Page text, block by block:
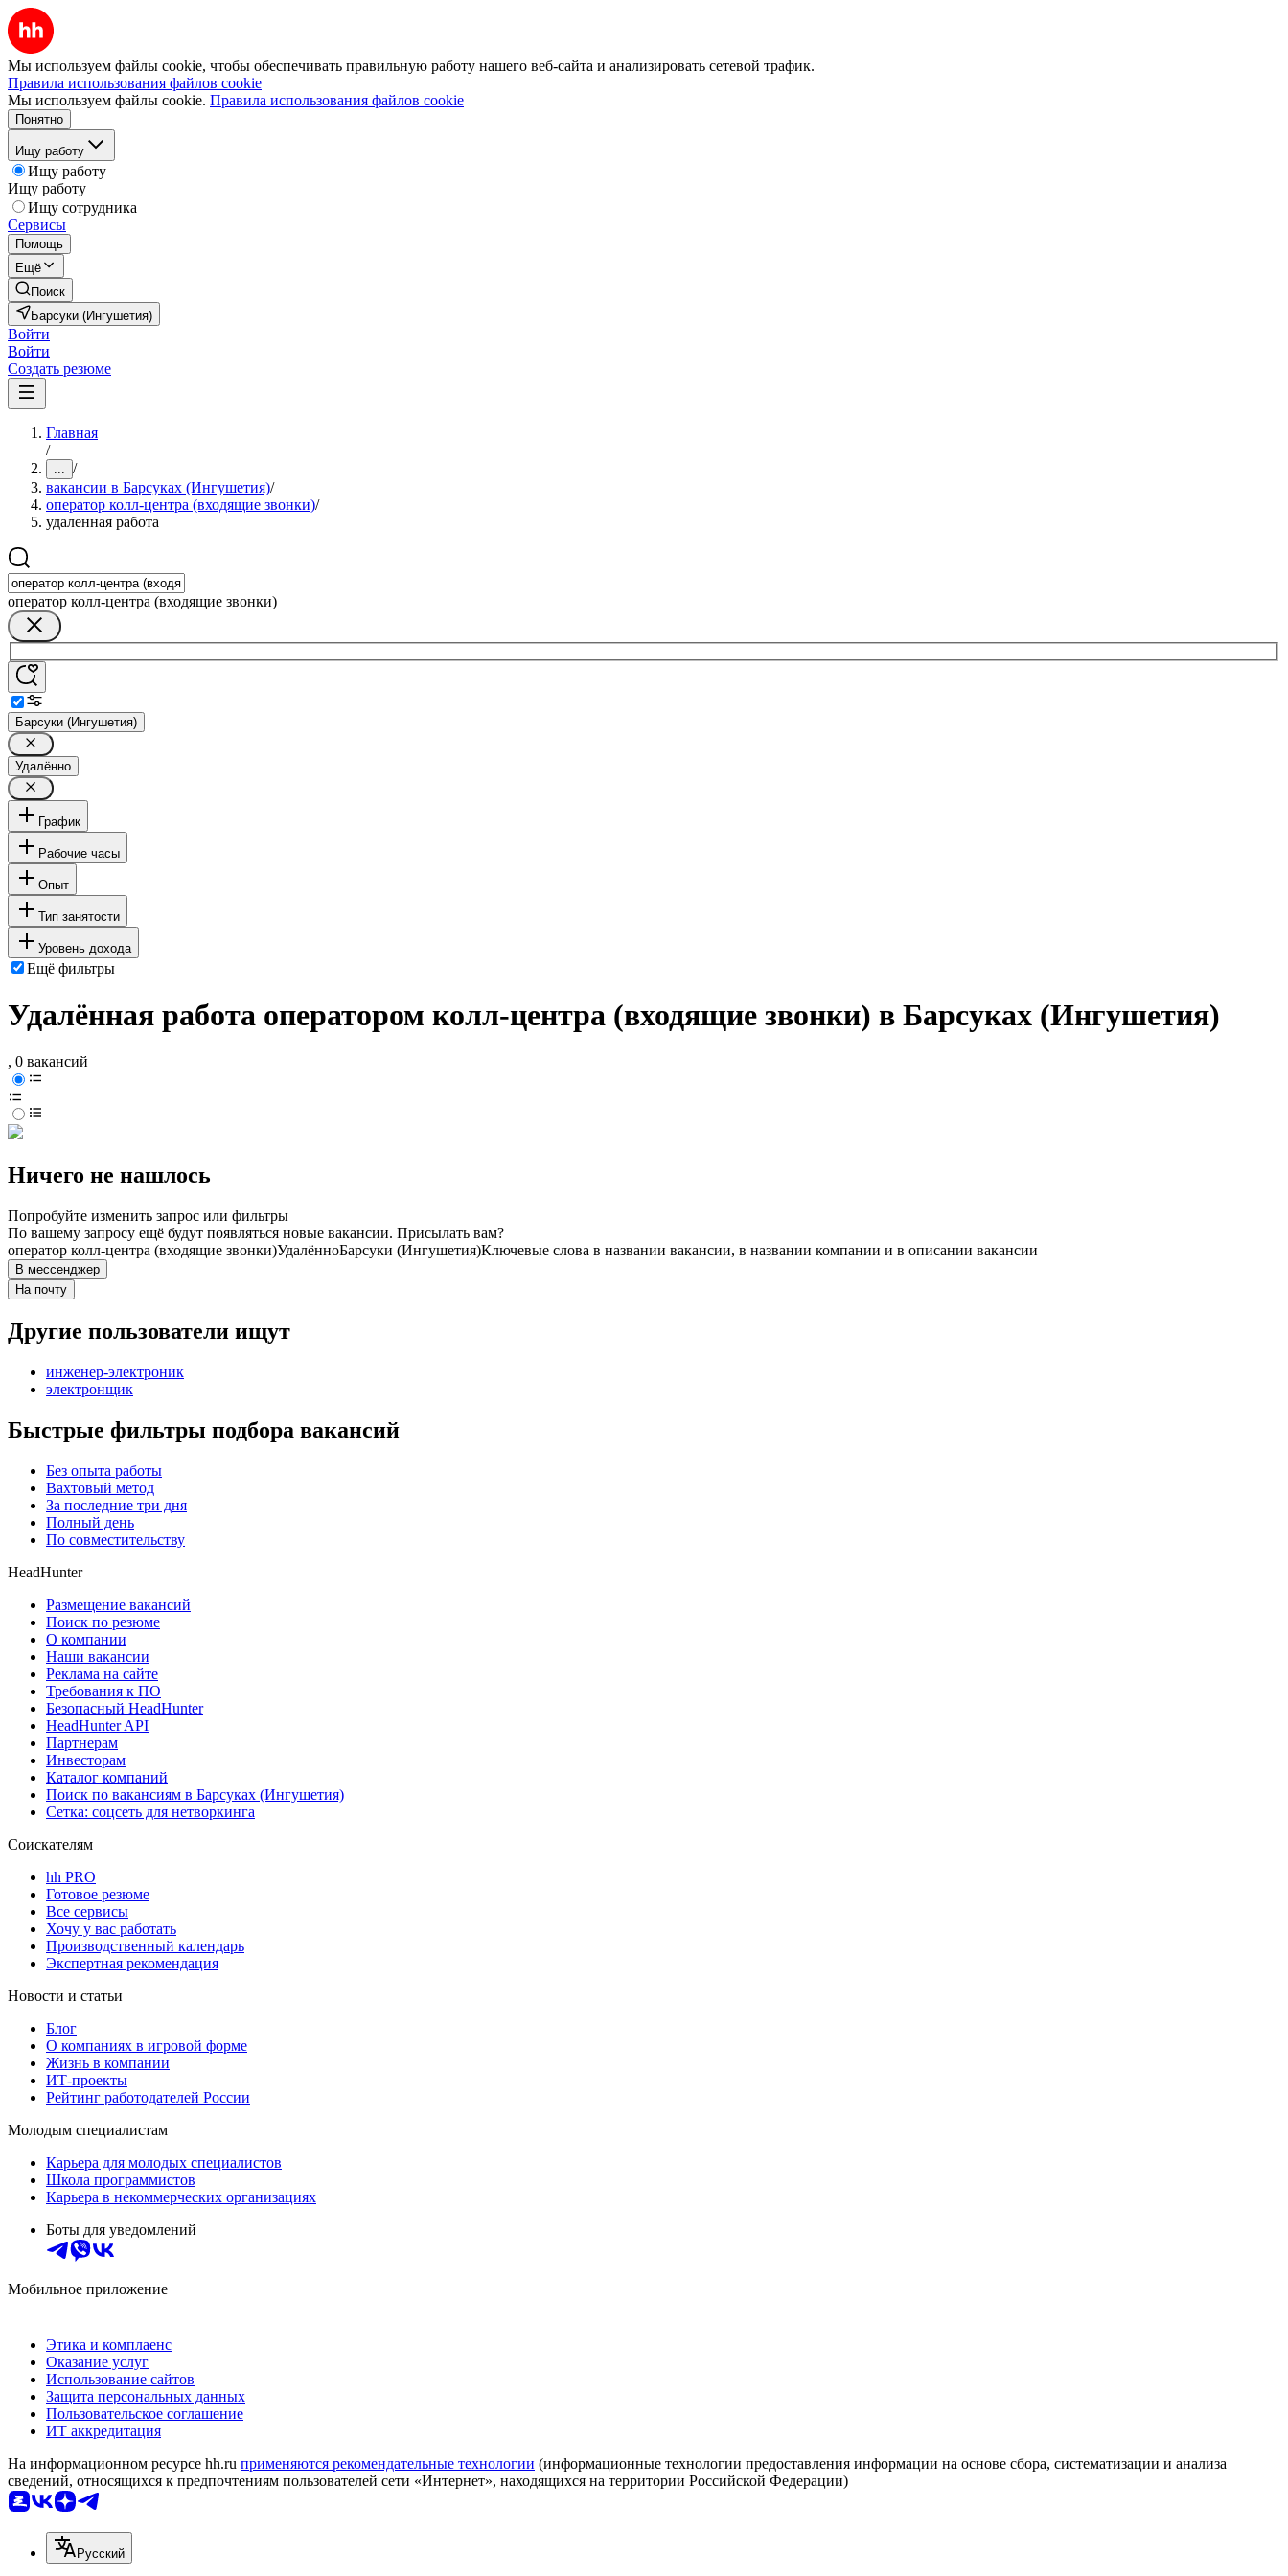
Мы используем файлы cookie, чтобы обеспечивать правильную работу нашего веб-сайта и анализировать сетевой трафик.
Правила использования файлов cookie
Мы используем файлы cookie. Правила использования файлов cookie
Понятно
Ищу работу
Ищу работу
Ищу работу
Ищу сотрудника
Сервисы
Помощь
Ещё
Поиск
Барсуки (Ингушетия)
Войти
Войти
Создать резюме
Главная
/
... /
вакансии в Барсуках (Ингушетия)/
оператор колл-центра (входящие звонки)/
удаленная работа
оператор колл-центра (входящие звонки)
Барсуки (Ингушетия)
Удалённо
График
Рабочие часы
Опыт
Тип занятости
Уровень дохода
Ещё фильтры
Удалённая работа оператором колл-центра (входящие звонки) в Барсуках (Ингушетия)
, 0 вакансий
Ничего не нашлось
Попробуйте изменить запрос или фильтры
По вашему запросу ещё будут появляться новые вакансии. Присылать вам?
оператор колл-центра (входящие звонки)УдалённоБарсуки (Ингушетия)Ключевые слова в названии вакансии, в названии компании и в описании вакансии
В мессенджер
На почту
Другие пользователи ищут
инженер-электроник
электронщик
Быстрые фильтры подбора вакансий
Без опыта работы
Вахтовый метод
За последние три дня
Полный день
По совместительству
HeadHunter
Размещение вакансий
Поиск по резюме
О компании
Наши вакансии
Реклама на сайте
Требования к ПО
Безопасный HeadHunter
HeadHunter API
Партнерам
Инвесторам
Каталог компаний
Поиск по вакансиям в Барсуках (Ингушетия)
Сетка: соцсеть для нетворкинга
Соискателям
hh PRO
Готовое резюме
Все сервисы
Хочу у вас работать
Производственный календарь
Экспертная рекомендация
Новости и статьи
Блог
О компаниях в игровой форме
Жизнь в компании
ИТ-проекты
Рейтинг работодателей России
Молодым специалистам
Карьера для молодых специалистов
Школа программистов
Карьера в некоммерческих организациях
Боты для уведомлений
Мобильное приложение
Этика и комплаенс
Оказание услуг
Использование сайтов
Защита персональных данных
Пользовательское соглашение
ИТ аккредитация
На информационном ресурсе hh.ru применяются рекомендательные технологии (информационные технологии предоставления информации на основе сбора, систематизации и анализа
сведений, относящихся к предпочтениям пользователей сети «Интернет», находящихся на территории Российской Федерации)
Русский